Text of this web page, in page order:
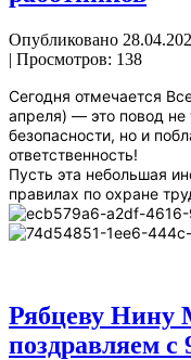
Опубликовано
| Просмотров: 138
Сегодня отмечается
апреля) — это повод не
безопасности, но и
ответственность!
Пусть эта небольшая
правилах по охране
Рябцеву Нину
поздравляем с